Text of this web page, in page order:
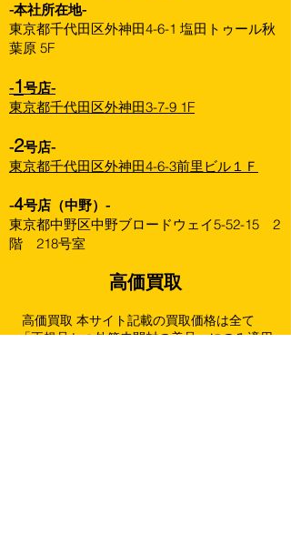
​-本社所在地-
東京都千代田区外神田4-6-1 塩田トゥール秋
葉原 5F
-1号店-
東京都千代田区外神田3-7-9 1F
-2号店-
東京都千代田区外神田4-6-3前里ビル１Ｆ
-4号店（中野）-
東京都中野区中野ブロードウェイ5-52-15 2
階 218号室
高価買取
高価買取 本サイト記載の買取価格は全て
「正規品かつ外箱未開封の美品」にのみ適用